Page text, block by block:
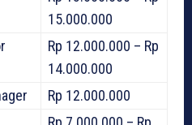
15.000.000
Rp 12.000.000 – Rp
14.000.000
Rp 12.000.000